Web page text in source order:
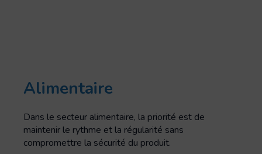
Alimentaire
Dans le secteur alimentaire, la priorité est de
maintenir le rythme et la régularité sans
compromettre la sécurité du produit.